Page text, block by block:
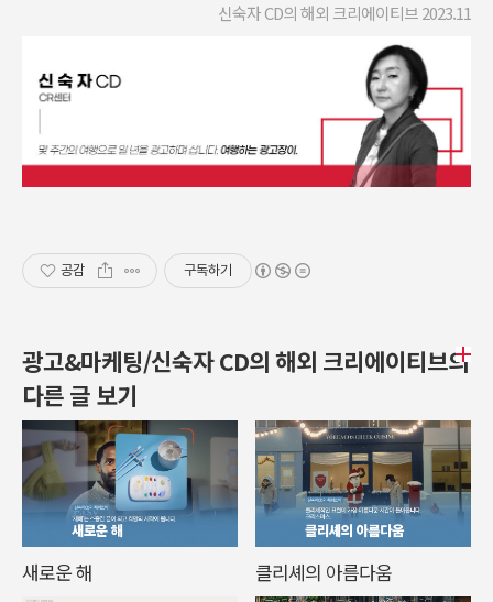
신숙자 CD의 해외 크리에이티브 2023.11
공감 구독하기
광고&마케팅/신숙자 CD의 해외 크리에이티브의
다른 글 보기
새로운 해 클리셰의 아름다움